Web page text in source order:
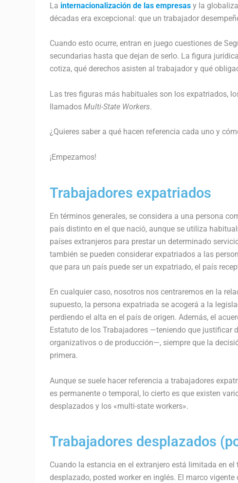
La internacionalización de las empresas y la
décadas era excepcional: que un trabajador
Cuando esto ocurre, entran en juego cuestiones de
secundarias hasta que dejan de serlo. La figura
cotiza, qué derechos asisten al trabajador y qué
Las tres figuras más habituales son los expatriados,
llamados Multi-State Workers.
¿Quieres saber a qué hacen referencia cada uno y
¡Empezamos!
Trabajadores expatriados
En términos generales, se considera a una persona
país distinto en el que nació, aunque se utiliza
países extranjeros para prestar un determinado
también se pueden considerar expatriados a las
que para un país puede ser un expatriado, el país
En cualquier caso, nosotros nos centraremos en la
supuesto, la persona expatriada se acogerá a la
perdiendo el alta en el país de origen. Además, el
Estatuto de los Trabajadores —teniendo que
organizativos o de producción—, siempre que la
primera.
Aunque se suele hacer referencia a trabajadores
es permanente o temporal, lo cierto es que existen
desplazados y los «multi-state workers».
Trabajadores desplazados
Cuando la estancia en el extranjero está limitada en
desplazado, posted worker en inglés. El marco vigente